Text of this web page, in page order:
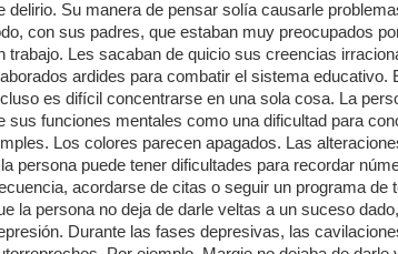
delirio. Su manera de pensar solía causarle
con sus padres, que estaban muy preocupados
trabajo. Les sacaban de quicio sus creencias
ardides para combatir el sistema educativo.
es difícil concentrarse en una sola cosa. La
sus funciones mentales como una dificultad para
Los colores parecen apagados. Las
persona puede tener dificultades para recordar
acordarse de citas o seguir un programa de
la persona no deja de darle veltas a un suceso
Durante las fases depresivas, las